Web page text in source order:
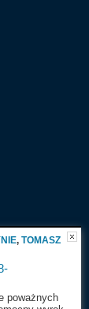
, TOMASZ
poważnych